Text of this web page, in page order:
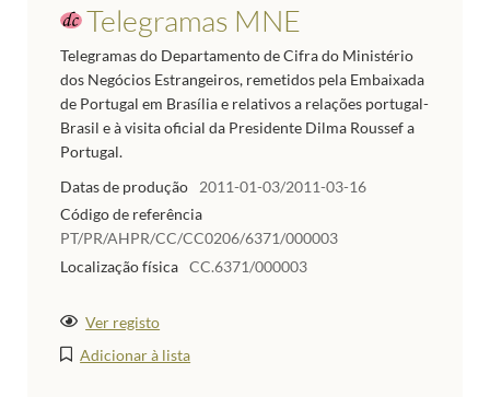
Telegramas MNE
Telegramas do Departamento de Cifra do Ministério
dos Negócios Estrangeiros, remetidos pela Embaixada
de Portugal em Brasília e relativos a relações portugal-
Brasil e à visita oficial da Presidente Dilma Roussef a
Portugal.
Datas de produção
2011-01-03/2011-03-16
Código de referência
PT/PR/AHPR/CC/CC0206/6371/000003
Localização física CC.6371/000003
Ver registo
Adicionar à lista